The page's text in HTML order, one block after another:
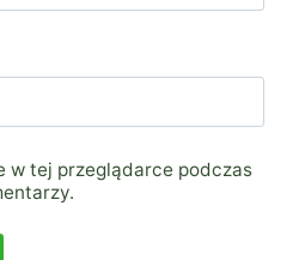
w tej przeglądarce podczas